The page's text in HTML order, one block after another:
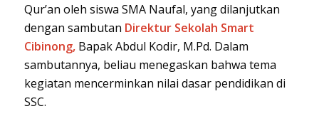
Qur’an oleh siswa SMA Naufal, yang dilanjutkan
dengan sambutan Direktur Sekolah Smart
Cibinong,Bapak Abdul Kodir, M.Pd. Dalam
sambutannya, beliau menegaskan bahwa tema
kegiatan mencerminkan nilai dasar pendidikan di
SSC.